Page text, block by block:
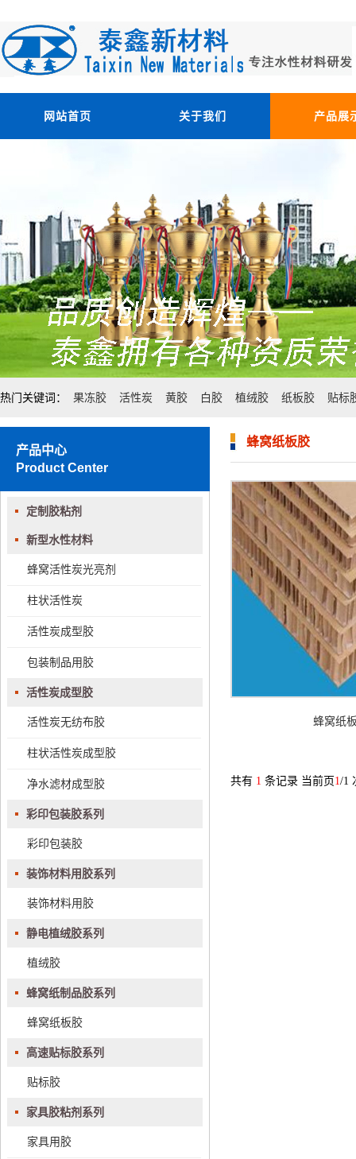
网站首页 关于我们 产品展
热门关键词： 果冻胶 活性炭 黄胶 白胶 植绒胶 纸板胶 贴标
产品中心
Product Center
定制胶粘剂
新型水性材料
蜂窝活性炭光亮剂
柱状活性炭
活性炭成型胶
包装制品用胶
活性炭成型胶
活性炭无纺布胶
柱状活性炭成型胶
净水滤材成型胶
彩印包装胶系列
彩印包装胶
装饰材料用胶系列
装饰材料用胶
静电植绒胶系列
植绒胶
蜂窝纸制品胶系列
蜂窝纸板胶
高速贴标胶系列
贴标胶
家具胶粘剂系列
家具用胶
蜂窝纸板胶
蜂窝纸
共有 1 条记录 当前页 1/1